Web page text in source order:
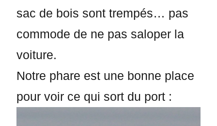
sac de bois sont trempés… pas
commode de ne pas saloper la
voiture.
Notre phare est une bonne place
pour voir ce qui sort du port :